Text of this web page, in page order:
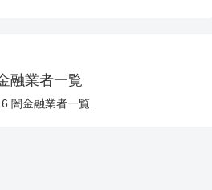
融業者一覧
闇金融業者一覧.